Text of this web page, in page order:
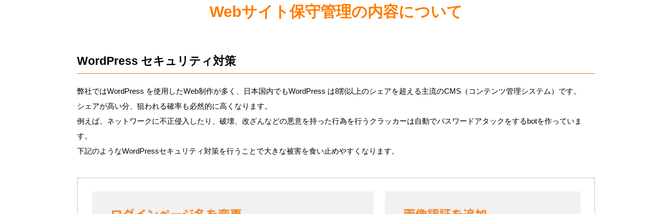
Webサイト保守管理の内容について
WordPress セキュリティ対策
弊社ではWordPress を使用したWeb制作が多く、日本国内でもWordPress は8割以上のシェアを超える主流のCMS（コンテンツ管理システム）です。
シェアが高い分、狙われる確率も必然的に高くなります。
例えば、ネットワークに不正侵入したり、破壊、改ざんなどの悪意を持った行為を行うクラッカーは自動でパスワードアタックをするbotを作っていま
す。
下記のようなWordPressセキュリティ対策を行うことで大きな被害を食い止めやすくなります。